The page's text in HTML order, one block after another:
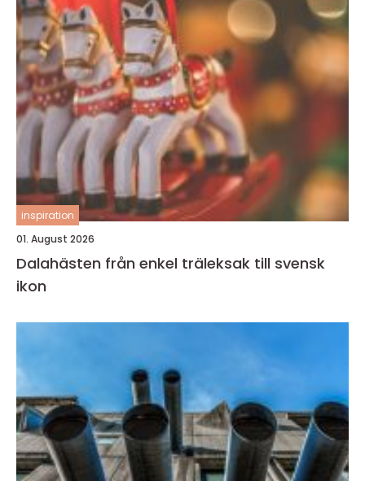
inspiration
01. August 2026
Dalahästen från enkel träleksak till svensk
ikon